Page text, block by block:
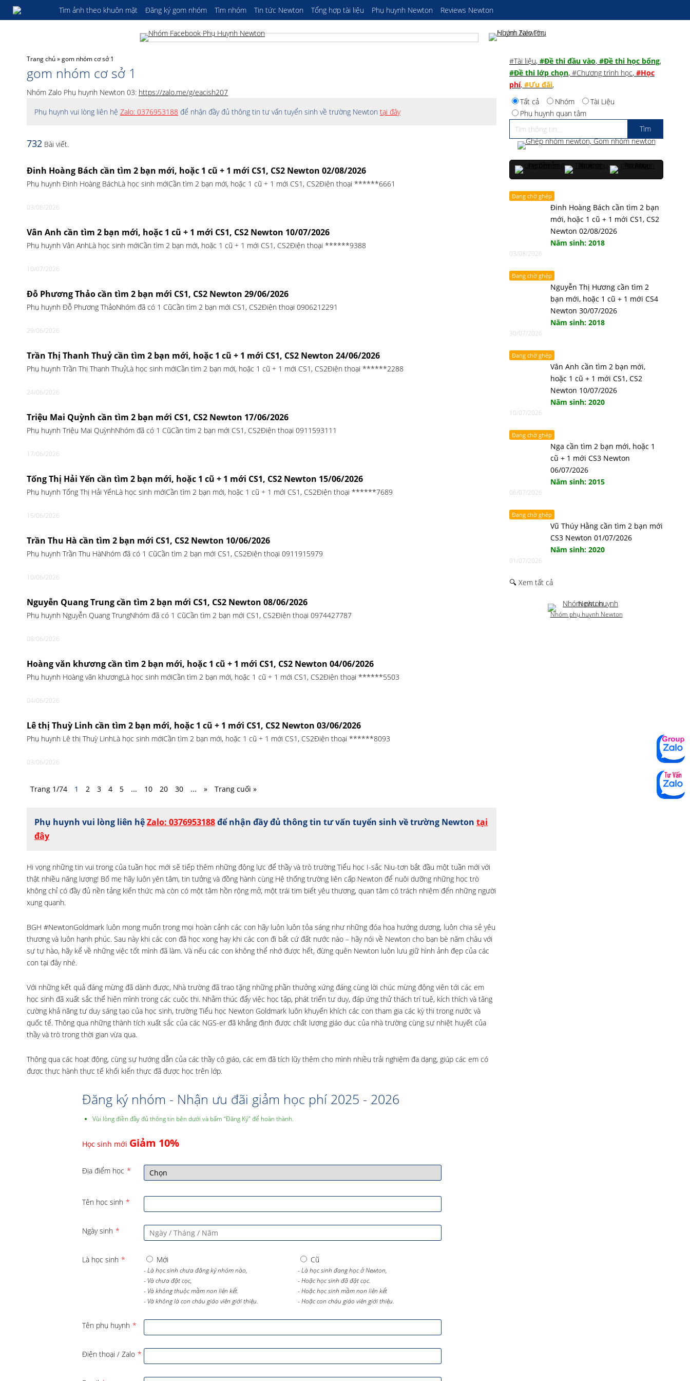
Tìm ảnh theo khuôn mặt Đăng ký gom nhóm Tìm nhóm Tin tức Newton Tổng hợp tài liệu Phụ huynh Newton Reviews Newton
Trang chủ»gom nhóm cơ sở 1
gom nhóm cơ sở 1
Nhóm Zalo Phụ huynh Newton 03: https://zalo.me/g/eacish207
Phụ huynh vui lòng liên hệ Zalo: 0376953188 để nhận đầy đủ thông tin tư vấn tuyển sinh về trường Newton tại đây
732 Bài viết.
Đinh Hoàng Bách cần tìm 2 bạn mới, hoặc 1 cũ + 1 mới CS1, CS2 Newton 02/08/2026
Phụ huynh Đinh Hoàng BáchLà học sinh mớiCần tìm 2 bạn mới, hoặc 1 cũ + 1 mới CS1, CS2Điện thoại ******6661
03/08/2026
Vân Anh cần tìm 2 bạn mới, hoặc 1 cũ + 1 mới CS1, CS2 Newton 10/07/2026
Phụ huynh Vân AnhLà học sinh mớiCần tìm 2 bạn mới, hoặc 1 cũ + 1 mới CS1, CS2Điện thoại ******9388
10/07/2026
Đỗ Phương Thảo cần tìm 2 bạn mới CS1, CS2 Newton 29/06/2026
Phụ huynh Đỗ Phương ThảoNhóm đã có 1 CũCần tìm 2 bạn mới CS1, CS2Điện thoại 0906212291
29/06/2026
Trần Thị Thanh Thuỷ cần tìm 2 bạn mới, hoặc 1 cũ + 1 mới CS1, CS2 Newton 24/06/2026
Phụ huynh Trần Thị Thanh ThuỷLà học sinh mớiCần tìm 2 bạn mới, hoặc 1 cũ + 1 mới CS1, CS2Điện thoại ******2288
24/06/2026
Triệu Mai Quỳnh cần tìm 2 bạn mới CS1, CS2 Newton 17/06/2026
Phụ huynh Triệu Mai QuỳnhNhóm đã có 1 CũCần tìm 2 bạn mới CS1, CS2Điện thoại 0911593111
17/06/2026
Tống Thị Hải Yến cần tìm 2 bạn mới, hoặc 1 cũ + 1 mới CS1, CS2 Newton 15/06/2026
Phụ huynh Tống Thị Hải YếnLà học sinh mớiCần tìm 2 bạn mới, hoặc 1 cũ + 1 mới CS1, CS2Điện thoại ******7689
15/06/2026
Trần Thu Hà cần tìm 2 bạn mới CS1, CS2 Newton 10/06/2026
Phụ huynh Trần Thu HàNhóm đã có 1 CũCần tìm 2 bạn mới CS1, CS2Điện thoại 0911915979
10/06/2026
Nguyễn Quang Trung cần tìm 2 bạn mới CS1, CS2 Newton 08/06/2026
Phụ huynh Nguyễn Quang TrungNhóm đã có 1 CũCần tìm 2 bạn mới CS1, CS2Điện thoại 0974427787
08/06/2026
Hoàng văn khương cần tìm 2 bạn mới, hoặc 1 cũ + 1 mới CS1, CS2 Newton 04/06/2026
Phụ huynh Hoàng văn khươngLà học sinh mớiCần tìm 2 bạn mới, hoặc 1 cũ + 1 mới CS1, CS2Điện thoại ******5503
04/06/2026
Lê thị Thuỳ Linh cần tìm 2 bạn mới, hoặc 1 cũ + 1 mới CS1, CS2 Newton 03/06/2026
Phụ huynh Lê thị Thuỳ LinhLà học sinh mớiCần tìm 2 bạn mới, hoặc 1 cũ + 1 mới CS1, CS2Điện thoại ******8093
03/06/2026
Trang 1/74 1 2 3 4 5 ... 10 20 30 ... » Trang cuối »
Phụ huynh vui lòng liên hệZalo: 0376953188để nhận đầy đủ thông tin tư vấn tuyển sinh về trường Newton tại
đây
Hi vọng những tin vui trong của tuần học mới sẽ tiếp thêm những động lực để thầy và trò trường Tiểu học I-sắc Niu-tơn bắt đầu một tuần mới với
thật nhiều năng lượng! Bố mẹ hãy luôn yên tâm, tin tưởng và đồng hành cùng Hệ thống trường liên cấp Newton để nuôi dưỡng những học trò
không chỉ có đầy đủ nền tảng kiến thức mà còn có một tâm hồn rộng mở, một trái tim biết yêu thương, quan tâm có trách nhiệm đến những người
xung quanh.
BGH #NewtonGoldmark luôn mong muốn trong mọi hoàn cảnh các con hãy luôn luôn tỏa sáng như những đóa hoa hướng dương, luôn chia sẻ yêu
thương và luôn hạnh phúc. Sau này khi các con đã học xong hay khi các con đi bất cứ đất nước nào – hãy nói về Newton cho bạn bè năm châu với
sự tự hào, hãy kể về những việc tốt mình đã làm. Và nếu các con không thể nhớ được hết, đừng quên Newton luôn lưu giữ hình ảnh đẹp của các
con tại đây nhé.
Với những kết quả đáng mừng đã dành được, Nhà trường đã trao tặng những phần thưởng xứng đáng cùng lời chúc mừng động viên tới các em
học sinh đã xuất sắc thể hiện mình trong các cuộc thi. Nhằm thúc đẩy việc học tập, phát triển tư duy, đáp ứng thử thách trí tuệ, kích thích và tăng
cường khả năng tư duy sáng tạo của học sinh, trường Tiểu học Newton Goldmark luôn khuyến khích các con tham gia các kỳ thi trong nước và
quốc tế. Thông qua những thành tích xuất sắc của các NGS-er đã khẳng định được chất lượng giáo dục của nhà trường cùng sự nhiệt huyết của
thầy và trò trong thời gian vừa qua.
Thông qua các hoạt động, cùng sự hướng dẫn của các thầy cô giáo, các em đã tích lũy thêm cho mình nhiều trải nghiệm đa dạng, giúp các em có
được thực hành thực tế khối kiến thực đã được học trên lớp.
Đăng ký nhóm - Nhận ưu đãi giảm học phí 2025 - 2026
Vùi lòng điền đầy đủ thông tin bên dưới và bấm “Đăng Ký” để hoàn thành.
Học sinh mới Giảm 10%
Địa điểm học *
Tên học sinh *
Ngày sinh *
Là học sinh * Mới
- Là học sinh chưa đăng ký nhóm nào,
- Và chưa đặt cọc,
- Và không thuộc mầm non liên kết.
- Và không là con cháu giáo viên giới thiệu.
Cũ
- Là học sinh đang học ở Newton,
- Hoặc học sinh đã đặt cọc.
- Hoặc học sinh mầm non liên kết
- Hoặc con cháu giáo viên giới thiệu.
Tên phụ huynh *
Điện thoại / Zalo *
#Tài liệu, #Đề thi đầu vào, #Đề thi học bổng,
#Đề thi lớp chọn, #Chương trình học, #Học
phí, #Ưu đãi,
Tất cả
Nhóm
Tài Liệu
Phụ huynh quan tâm
Đang chờ ghép
Đinh Hoàng Bách cần tìm 2 bạn
mới, hoặc 1 cũ + 1 mới CS1, CS2
Newton 02/08/2026
Năm sinh: 2018
03/08/2026
Đang chờ ghép
Nguyễn Thị Hương cần tìm 2
bạn mới, hoặc 1 cũ + 1 mới CS4
Newton 30/07/2026
Năm sinh: 2018
30/07/2026
Đang chờ ghép
Vân Anh cần tìm 2 bạn mới,
hoặc 1 cũ + 1 mới CS1, CS2
Newton 10/07/2026
Năm sinh: 2020
10/07/2026
Đang chờ ghép
Nga cần tìm 2 bạn mới, hoặc 1
cũ + 1 mới CS3 Newton
06/07/2026
Năm sinh: 2015
06/07/2026
Đang chờ ghép
Vũ Thúy Hằng cần tìm 2 bạn mới
CS3 Newton 01/07/2026
Năm sinh: 2020
01/07/2026
🔍 Xem tất cả
Nhóm phụ huynh Newton